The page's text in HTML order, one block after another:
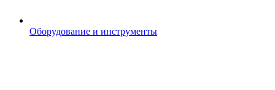
Оборудование и инструменты